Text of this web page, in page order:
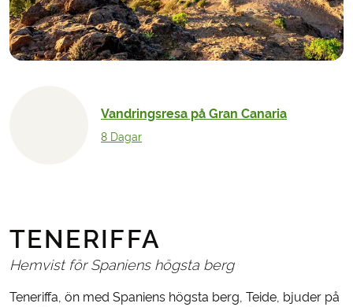
Vandringsresa på Gran Canaria
8 Dagar
TENERIFFA
Hemvist för Spaniens högsta berg
Teneriffa, ön med Spaniens högsta berg, Teide, bjuder på